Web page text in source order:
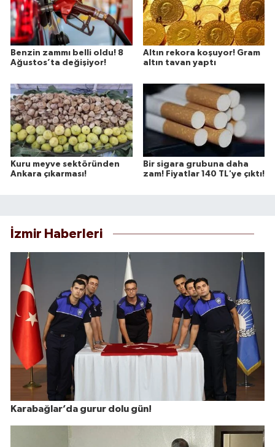
Benzin zammı belli oldu! 8
Ağustos’ta değişiyor!
Altın rekora koşuyor! Gram
altın tavan yaptı
Kuru meyve sektöründen
Ankara çıkarması!
Bir sigara grubuna daha
zam! Fiyatlar 140 TL'ye çıktı!
İzmir Haberleri
Karabağlar’da gurur dolu gün!